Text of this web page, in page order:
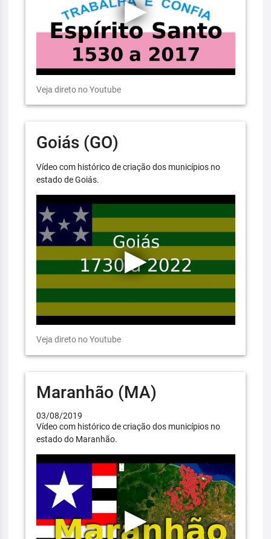
Veja direto no Youtube
Goiás (GO)
Vídeo com histórico de criação dos municípios no
estado de Goiás.
Veja direto no Youtube
Maranhão (MA)
03/08/2019
Vídeo com histórico de criação dos municípios no
estado do Maranhão.